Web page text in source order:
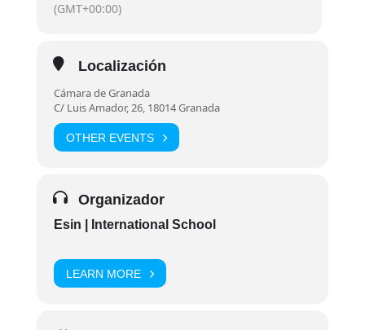
(GMT+00:00)
Localización
Cámara de Granada
C/ Luis Amador, 26, 18014 Granada
OTHER EVENTS
Organizador
Esin | International School
LEARN MORE